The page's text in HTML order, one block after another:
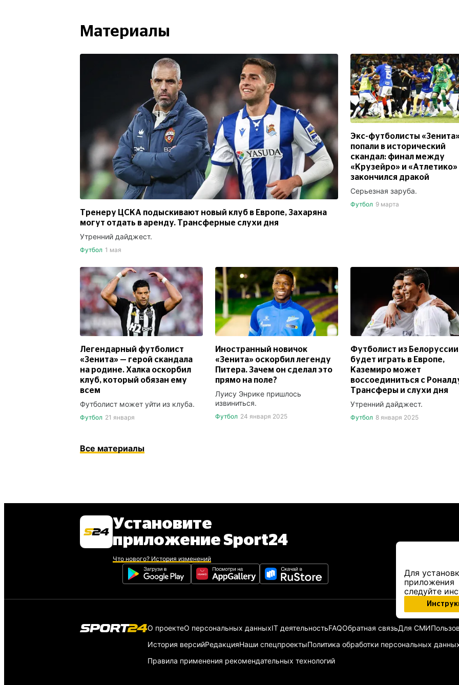
Материалы
Тренеру ЦСКА подыскивают новый клуб в Европе, Захаряна
могут отдать в аренду. Трансферные слухи дня
Утренний дайджест.
Футбол 1 мая
Экс-футболисты
попали в исторический
скандал: финал между
«Крузейро» и «Атлетико»
закончился дракой
Серьезная заруба.
Футбол 9 марта
Легендарный футболист
«Зенита» — герой скандала
на родине. Халка оскорбил
клуб, который обязан ему
всем
Футболист может уйти из клуба.
Футбол 21 января
Иностранный новичок
«Зенита» оскорбил легенду
Питера. Зачем он сделал это
прямо на поле?
Луису Энрике пришлось
извиниться.
Футбол 24 января 2025
Футболист из Белоруссии
будет играть в Европе,
Каземиро может
воссоединиться с
Трансферы и слухи дня
Утренний дайджест.
Футбол 8 января 2025
Все материалы
Установите
приложение Sport24
Что нового? История изменений
Для
приложения
следуйте
О проектеО персональных данныхIT деятельностьFAQОбратная связьДля СМИ
История версийРедакцияНаши спецпроектыПолитика обработки персональных
Правила применения рекомендательных технологий